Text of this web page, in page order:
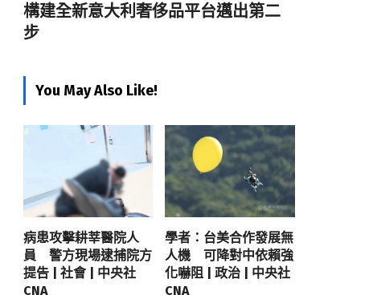
構建全新意大利奢侈品平台邁出第二
步
You May Also Like!
病患攻擊耕莘醫院人
員 警方現場逮捕院方
提告 | 社會 | 中央社
CNA
學者：台美合作發展無
人機 可降對中依賴強
化嚇阻 | 政治 | 中央社
CNA